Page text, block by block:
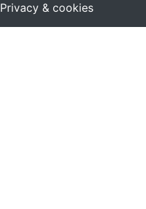
Privacy & cookies